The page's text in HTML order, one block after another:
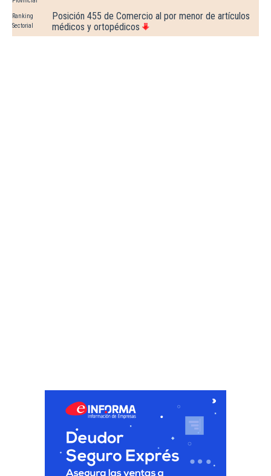
Ranking
Sectorial
Posición 455 de Comercio al por menor de artículos
médicos y ortopédicos